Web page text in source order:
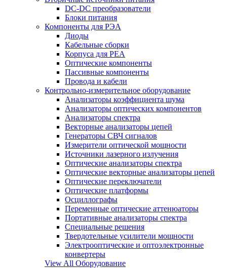
DC-DC преобразователи
Блоки питания
Компоненты для РЭА
Диоды
Кабельные сборки
Корпуса для РЕА
Оптические компоненты
Пассивные компоненты
Провода и кабели
Контрольно-измерительное оборудование
Анализаторы коэффициента шума
Анализаторы оптических компонентов
Анализаторы спектра
Векторные анализаторы цепей
Генераторы СВЧ сигналов
Измерители оптической мощности
Источники лазерного излучения
Оптические анализаторы спектра
Оптические векторные анализаторы цепей
Оптические переключатели
Оптические платформы
Осциллографы
Переменные оптические аттенюаторы
Портативные анализаторы спектра
Специальные решения
Твердотельные усилители мощности
Электрооптические и оптоэлектронные
конвертеры
View All Оборудование